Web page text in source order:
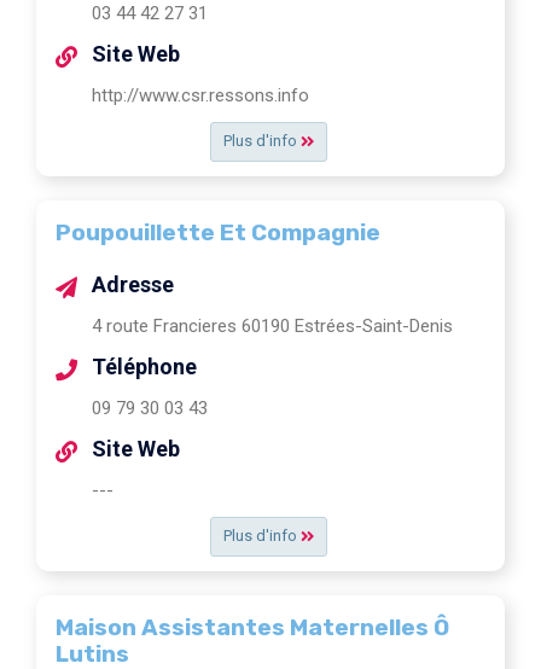
Plus d'info
03 44 42 27 31
Site Web
http://www.csr.ressons.info
Poupouillette Et Compagnie
Plus d'info
Adresse
4 route Francieres 60190 Estrées-Saint-Denis
Téléphone
09 79 30 03 43
Site Web
---
Maison Assistantes Maternelles Ô
Lutins